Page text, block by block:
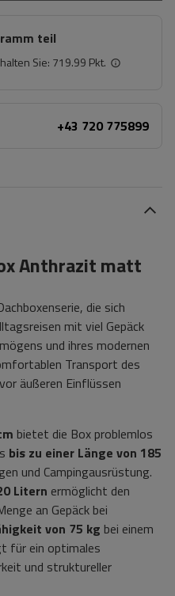
teil
Sie: 719.99 Pkt.
+43 720 775899
Anthrazit matt
die sich
mit viel Gepäck
und ihres modernen
Transport des
äußeren Einflüssen
bietet die Box problemlos
bis zu einer Länge von 185
und Campingausrüstung.
Litern ermöglicht den
an Gepäck bei
von 75 kg bei einem
für ein optimales
und struktureller